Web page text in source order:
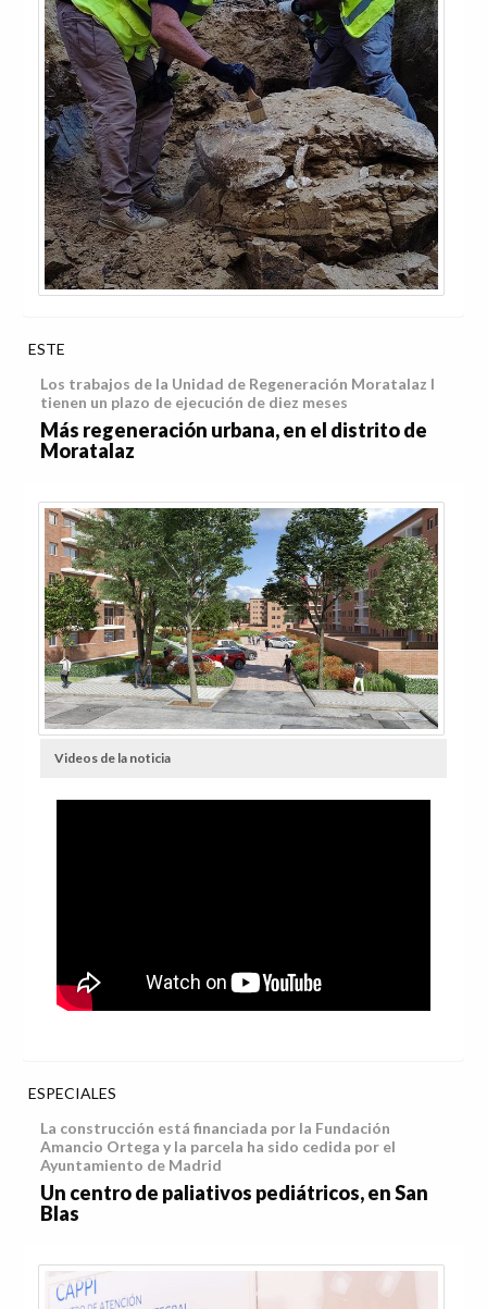
ESTE
Los trabajos de la Unidad de Regeneración Moratalaz I
tienen un plazo de ejecución de diez meses
Más regeneración urbana, en el distrito de
Moratalaz
Videos de la noticia
ESPECIALES
La construcción está financiada por la Fundación
Amancio Ortega y la parcela ha sido cedida por el
Ayuntamiento de Madrid
Un centro de paliativos pediátricos, en San
Blas